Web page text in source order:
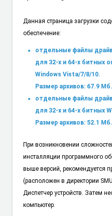
Данная страница загрузки
обеспечение:
отдельные файлы
для 32-х и 64-х битных
Windows Vista/7/8/10.
Размер архивов: 67.9
отдельные файлы
для 32-х и 64-х битных
Размер архивов: 52.1
При возникновении
инсталляции программного
выше версий, рекомендуется
(расположен в директории
Диспетчер устройств. Затем
компьютер.